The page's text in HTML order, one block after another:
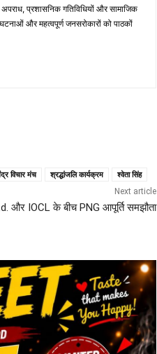
प्रशासनिक गतिविधियों और सामाजिक
घटनाओं और महत्वपूर्ण जनसरोकारों को पाठकों
विचार मंच श्रद्धांजलि कार्यक्रम श्वेता सिंह
Next article
और IOCL के बीच PNG आपूर्ति समझौता